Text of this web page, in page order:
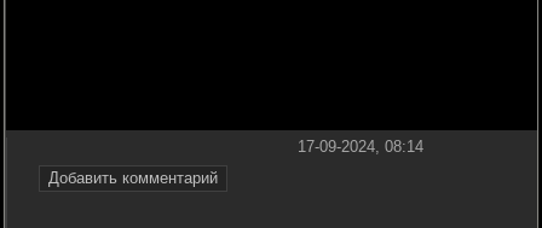
Добавить комментарий
17-09-2024, 08:14